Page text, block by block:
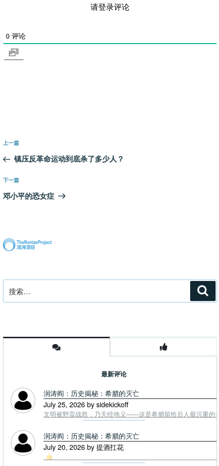
请登录评论
0 评论
文
导
航
上
一
文
章
上一篇
镇压反革命运动到底杀了多少人？
下
一
下一篇
邓小平的恐女症
索：
最新评论
润涛阎：历史揭秘：希腊的灭亡
July 25, 2026 by sidekickoff
文明被野蛮战胜，乃天经地义——这是希腊留给后人最沉重的
润涛阎：历史揭秘：希腊的灭亡
July 20, 2026 by 提酒扛花